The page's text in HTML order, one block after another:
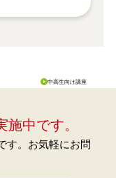
中高生向け講座
中です。
す。お気軽にお問